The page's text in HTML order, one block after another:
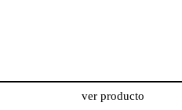
ver producto